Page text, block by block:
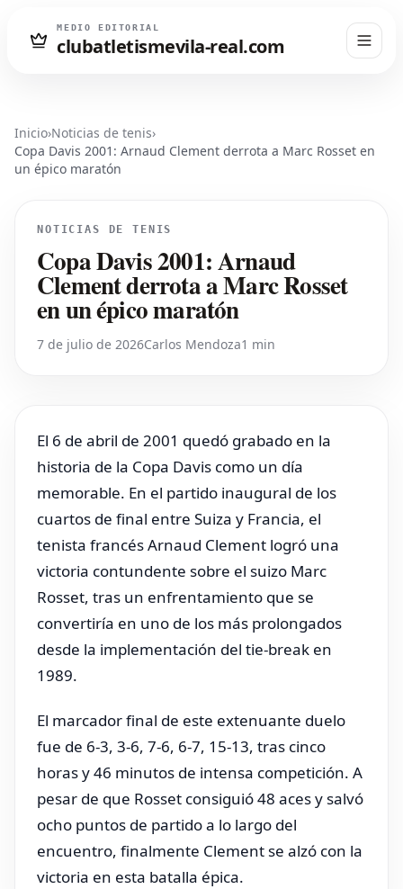
MEDIO EDITORIAL
clubatletismevila-real.com
Inicio›Noticias de tenis›
Copa Davis 2001: Arnaud Clement derrota a Marc Rosset en
un épico maratón
NOTICIAS DE TENIS
Copa Davis 2001: Arnaud
Clement derrota a Marc Rosset
en un épico maratón
7 de julio de 2026Carlos Mendoza1 min
El 6 de abril de 2001 quedó grabado en la
historia de la Copa Davis como un día
memorable. En el partido inaugural de los
cuartos de final entre Suiza y Francia, el
tenista francés Arnaud Clement logró una
victoria contundente sobre el suizo Marc
Rosset, tras un enfrentamiento que se
convertiría en uno de los más prolongados
desde la implementación del tie-break en
1989.
El marcador final de este extenuante duelo
fue de 6-3, 3-6, 7-6, 6-7, 15-13, tras cinco
horas y 46 minutos de intensa competición. A
pesar de que Rosset consiguió 48 aces y salvó
ocho puntos de partido a lo largo del
encuentro, finalmente Clement se alzó con la
victoria en esta batalla épica.